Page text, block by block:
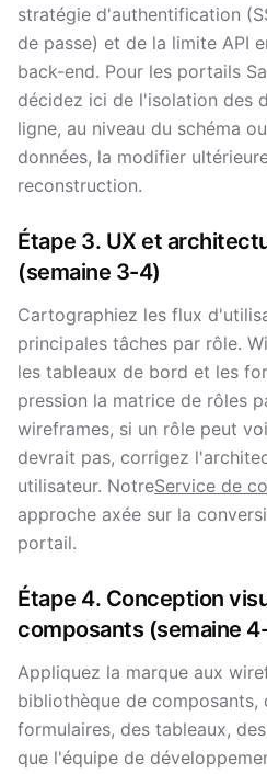
stratégie d'authentification
de passe) et de la limite API
back-end. Pour les portails
décidez ici de l'isolation des
ligne, au niveau du schéma
données, la modifier
reconstruction.
Étape 3. UX et
(semaine 3-4)
Cartographiez les flux
principales tâches par rôle.
les tableaux de bord et les
pression la matrice de rôles
wireframes, si un rôle peut
devrait pas, corrigez
utilisateur. NotreService de
approche axée sur la
portail.
Étape 4. Conception
composants (semaine
Appliquez la marque aux
bibliothèque de composants,
formulaires, des tableaux,
que l'équipe de